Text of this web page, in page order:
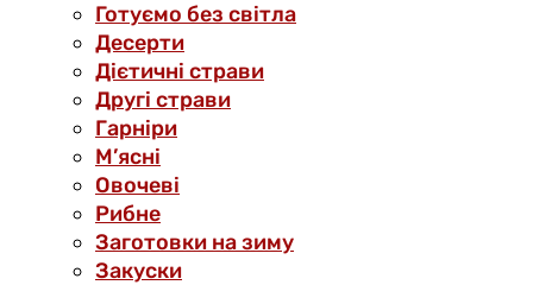
Готуємо без світла
Десерти
Дієтичні страви
Другі страви
Гарніри
М’ясні
Овочеві
Рибне
Заготовки на зиму
Закуски